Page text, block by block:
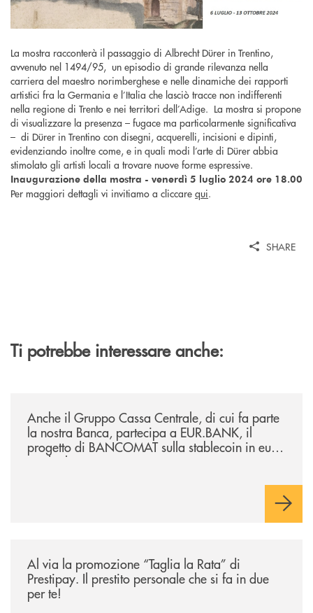
La mostra racconterà il passaggio di Albrecht Dürer in Trentino,
avvenuto nel 1494/95, un episodio di grande rilevanza nella
carriera del maestro norimberghese e nelle dinamiche dei rapporti
artistici fra la Germania e l’Italia che lasciò tracce non indifferenti
nella regione di Trento e nei territori dell’Adige. La mostra si propone
di visualizzare la presenza – fugace ma particolarmente significativa
– di Dürer in Trentino con disegni, acquerelli, incisioni e dipinti,
evidenziando inoltre come, e in quali modi l’arte di Dürer abbia
stimolato gli artisti locali a trovare nuove forme espressive.
Inaugurazione della mostra - venerdì 5 luglio 2024 ore 18.00
Per maggiori dettagli vi invitiamo a cliccare qui.
SHARE
Ti potrebbe interessare anche:
Anche il Gruppo Cassa Centrale, di cui fa parte
la nostra Banca, partecipa a EUR.BANK, il
progetto di BANCOMAT sulla stablecoin in euro
e sul relativo ecosistema
Al via la promozione “Taglia la Rata” di
Prestipay. Il prestito personale che si fa in due
per te!